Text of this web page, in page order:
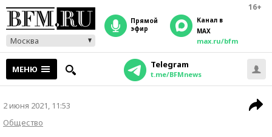
16+
Москва
прямой
эфир
Канал в
MAX
max.ru/bfm
МЕНЮ Telegram
t.me/BFMnews
2 июня 2021, 11:53
Общество